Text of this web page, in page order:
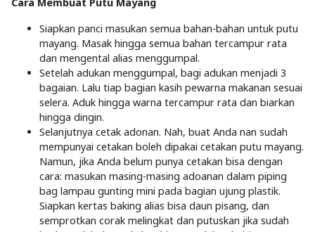
Siapkan panci masukan semua bahan-bahan untuk putu
mayang. Masak hingga semua bahan tercampur rata
dan mengental alias menggumpal.
Setelah adukan menggumpal, bagi adukan menjadi 3
bagaian. Lalu tiap bagian kasih pewarna makanan sesuai
selera. Aduk hingga warna tercampur rata dan biarkan
hingga dingin.
Selanjutnya cetak adonan. Nah, buat Anda nan sudah
mempunyai cetakan boleh dipakai cetakan putu mayang.
Namun, jika Anda belum punya cetakan bisa dengan
cara: masukan masing-masing adoanan dalam piping
bag lampau gunting mini pada bagian ujung plastik.
Siapkan kertas baking alias bisa daun pisang, dan
semprotkan corak melingkat dan putuskan jika sudah